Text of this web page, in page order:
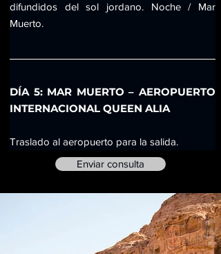
difundidos del sol jordano. Noche / Mar
Muerto.
DÍA 5: MAR MUERTO – AEROPUERTO
INTERNACIONAL QUEEN ALIA
Traslado al aeropuerto para la salida.
Enviar consulta